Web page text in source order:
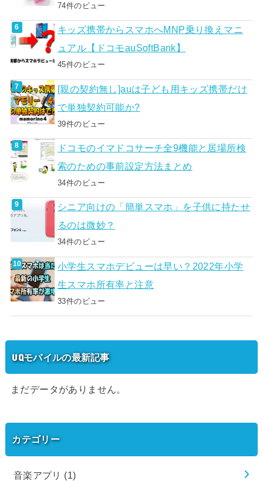
74件のビュー
キッズ携帯からスマホへMNP乗り換えマニ
ュアル【ドコモauSoftBank】
45件のビュー
[親の契約無し]auは子ども用キッズ携帯だけ
で単独契約可能か?
39件のビュー
ドコモのイマドコサーチ全9機能と居場所検
索のための事前設定方法まとめ
34件のビュー
シニア向けの「簡単スマホ」を子供に持たせ
るのは微妙？
34件のビュー
小学生スマホデビューは早い？2022年小学
生スマホ所有率と注意
33件のビュー
UQモバイルの最新記事
まだデータがありません。
カテゴリー
音楽アプリ (1)